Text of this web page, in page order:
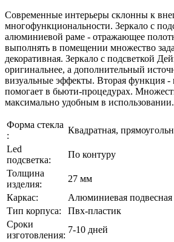
Современные интерьеры склонны к
многофункциональности. Зеркало с
алюминиевой раме - отражающее
выполнять в помещении множество
декоративная. Зеркало с подсветкой
оригинальнее, а дополнительный
визуальные эффекты. Вторая функция -
помогает в бьюти-процедурах.
максимально удобным в использовании.
Форма стекла
:
Квадратная,
Led
подсветка:
По контуру
Толщина
изделия:
27 мм
Каркаc:
Алюминиевая подвесная
Тип корпуса:
Пвх-пластик
Сроки
изготовления:
7-10 дней